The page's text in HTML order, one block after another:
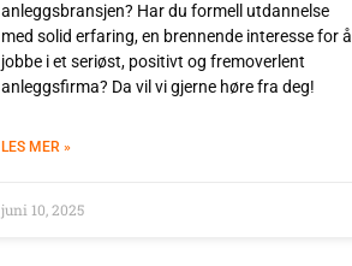
anleggsbransjen? Har du formell utdannelse
med solid erfaring, en brennende interesse for å
jobbe i et seriøst, positivt og fremoverlent
anleggsfirma? Da vil vi gjerne høre fra deg!
LES MER »
juni 10, 2025